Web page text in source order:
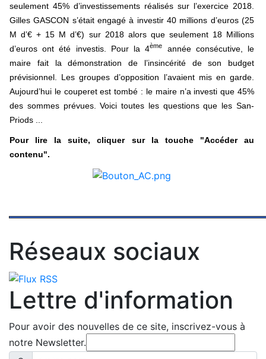
seulement 45% d’investissements réalisés sur l’exercice 2018.
Gilles GASCON s’était engagé à investir 40 millions d’euros (25
M d’€ + 15 M d’€) sur 2018 alors que seulement 18 Millions
d’euros ont été investis. Pour la 4ème
année consécutive, le
maire fait la démonstration de l’insincérité de son budget
prévisionnel. Les groupes d’opposition l’avaient mis en garde.
Aujourd’hui le couperet est tombé : le maire n’a investi que 45%
des sommes prévues. Voici toutes les questions que les San-
Priods ...
Pour lire la suite, cliquer sur la touche "Accéder au
contenu".
Réseaux sociaux
Lettre d'information
Pour avoir des nouvelles de ce site, inscrivez-vous à
notre Newsletter.